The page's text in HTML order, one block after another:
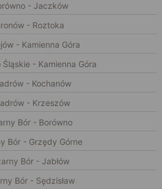
- Jaczków
- Roztoka
- Kamienna Góra
Śląskie - Kamienna Góra
- Kochanów
- Krzeszów
Bór - Borówno
Bór - Grzędy Górne
Bór - Jabłów
Bór - Sędzisław